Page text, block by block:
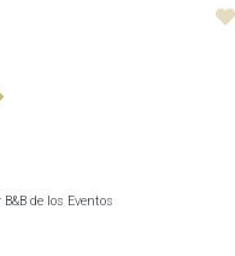
de los Eventos